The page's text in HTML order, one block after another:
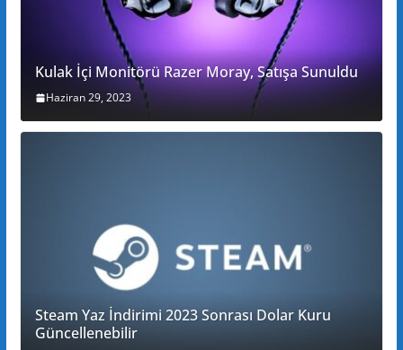
Kulak İçi Monitörü Razer Moray, Satışa Sunuldu
Haziran 29, 2023
Steam Yaz İndirimi 2023 Sonrası Dolar Kuru
Güncellenebilir